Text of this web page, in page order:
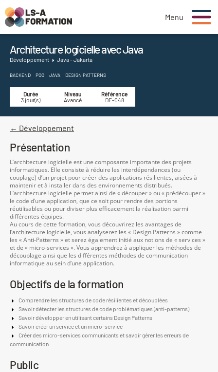
Menu
Architecture logicielle avec Java
Développement Java - Jakarta
BACKEND POO JAVA DESIGN PATTERNS
Durée
3 jour(s)
Niveau
Avancé
Référence
DE-048
← Développement
Présentation
L’architecture logicielle est une composante importante des projets
informatiques. Elle consiste à réduire les interdépendances (ou
couplage) d’un projet pour créer des applications résilientes, aisées à
maintenir et à installer dans des environnements distribués.
L’architecture logicielle permet ainsi de « découper » ou « prédécouper »
le code d’une application, que ce soit pour rendre des portions
réutilisables ou pour diviser plus efficacement la réalisation parmi
différentes équipes.
Au cours de cette formation, vous découvrirez les avantages de
l’architecture logicielle, vous analyserez les « Design Patterns » comme
les « Anti-Patterns » et serez également initié aux notions de « services »
et de « micro-services ». Vous apprendrez à appliquer les méthodes de
découplage ainsi que les différentes méthodes de communication
informatique au sein d’une application.
Objectifs de la formation
Comprendre les structures de code résilientes et découplées
Savoir détecter les structures de code problématiques (anti-patterns)
Savoir développer en utilisant certains Design Patterns
Savoir créer un service et un micro-service
Créer des micro-services communicants et savoir gérer les erreurs de
communication
Public